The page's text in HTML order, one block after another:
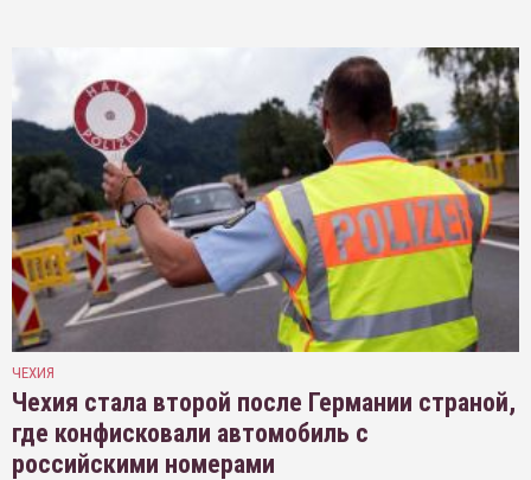
ЧЕХИЯ
Чехия стала второй после Германии страной,
где конфисковали автомобиль с
российскими номерами